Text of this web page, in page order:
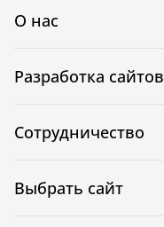
О нас
Разработка сайтов
Сотрудничество
Выбрать сайт